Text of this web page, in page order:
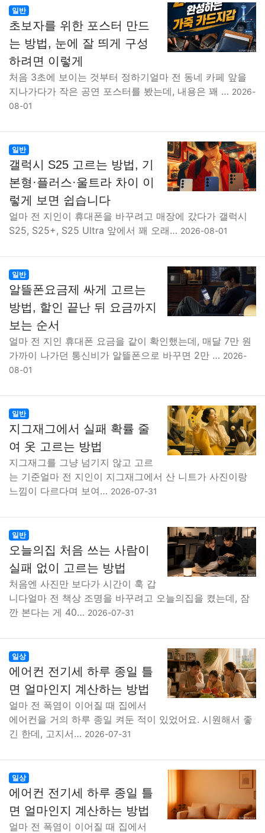
일반
초보자를 위한 포스터 만드
는 방법, 눈에 잘 띄게 구성
하려면 이렇게
처음 3초에 보이는 것부터 정하기얼마 전 동네 카페 앞을
지나가다가 작은 공연 포스터를 봤는데, 내용은 꽤 … 2026-
08-01
일반
갤럭시 S25 고르는 방법, 기
본형·플러스·울트라 차이 이
렇게 보면 쉽습니다
얼마 전 지인이 휴대폰을 바꾸려고 매장에 갔다가 갤럭시
S25, S25+, S25 Ultra 앞에서 꽤 오래… 2026-08-01
일반
알뜰폰요금제 싸게 고르는
방법, 할인 끝난 뒤 요금까지
보는 순서
얼마 전 지인 휴대폰 요금을 같이 확인했는데, 매달 7만 원
가까이 나가던 통신비가 알뜰폰으로 바꾸면 2만 … 2026-
08-01
일반
지그재그에서 실패 확률 줄
여 옷 고르는 방법
지그재그를 그냥 넘기지 않고 고르
는 기준얼마 전 지인이 지그재그에서 산 니트가 사진이랑
느낌이 다르다며 보여… 2026-07-31
일반
오늘의집 처음 쓰는 사람이
실패 없이 고르는 방법
처음엔 사진만 보다가 시간이 훅 갑
니다얼마 전 책상 조명을 바꾸려고 오늘의집을 켰는데, 잠
깐 본다는 게 40… 2026-07-31
일상
에어컨 전기세 하루 종일 틀
면 얼마인지 계산하는 방법
얼마 전 폭염이 이어질 때 집에서
에어컨을 거의 하루 종일 켜둔 적이 있었어요. 시원해서 좋
긴 한데, 고지서… 2026-07-31
일상
에어컨 전기세 하루 종일 틀
면 얼마인지 계산하는 방법
얼마 전 폭염이 이어질 때 집에서